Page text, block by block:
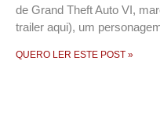
de Grand Theft Auto VI,
trailer aqui), um
QUERO LER ESTE POST »